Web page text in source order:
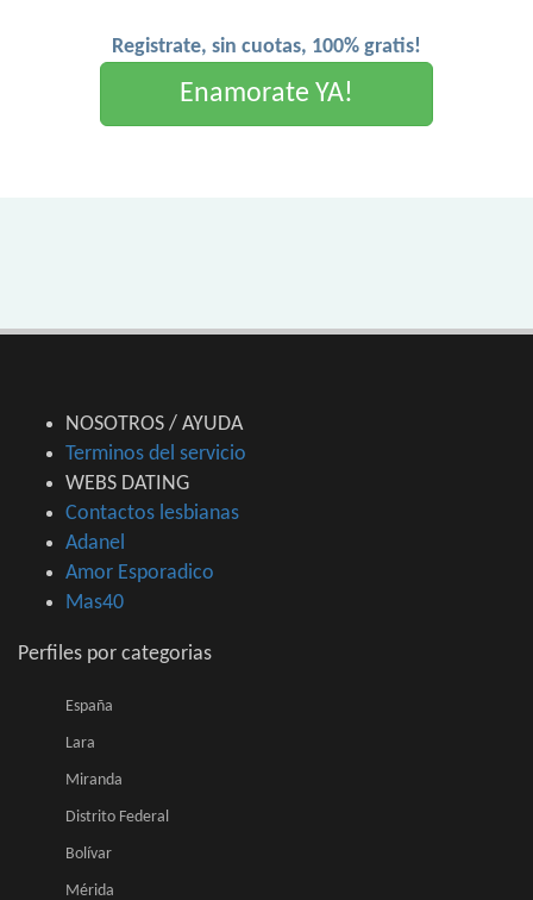
Registrate, sin cuotas, 100% gratis!
Enamorate YA!
NOSOTROS / AYUDA
Terminos del servicio
WEBS DATING
Contactos lesbianas
Adanel
Amor Esporadico
Mas40
Perfiles por categorias
España
Lara
Miranda
Distrito Federal
Bolívar
Mérida